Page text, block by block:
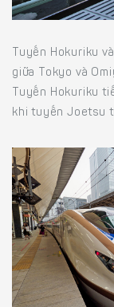
Tuyến Hokuriku
giữa Tokyo và
Tuyến Hokuriku
khi tuyến Joetsu